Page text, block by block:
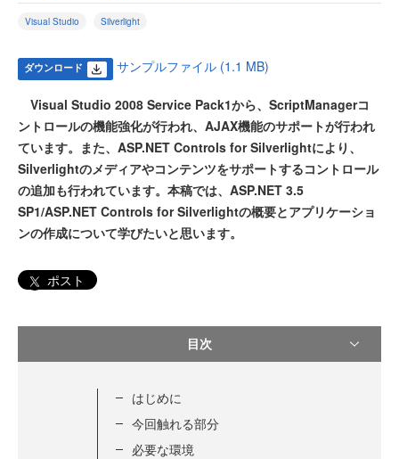
Visual Studio Silverlight
ダウンロード サンプルファイル (1.1 MB)
Visual Studio 2008 Service Pack1から、ScriptManagerコ
ントロールの機能強化が行われ、AJAX機能のサポートが行われ
ています。また、ASP.NET Controls for Silverlightにより、
Silverlightのメディアやコンテンツをサポートするコントロール
の追加も行われています。本稿では、ASP.NET 3.5
SP1/ASP.NET Controls for Silverlightの概要とアプリケーショ
ンの作成について学びたいと思います。
ポスト
目次
はじめに
今回触れる部分
必要な環境